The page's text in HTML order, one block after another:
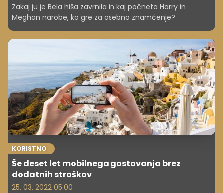
Zakaj ju je Bela hiša zavrnila in kaj počneta Harry in
Meghan narobe, ko gre za osebno znamčenje?
KORISTNO
Še deset let mobilnega gostovanja brez
dodatnih stroškov
25. 03. 2022 05.00